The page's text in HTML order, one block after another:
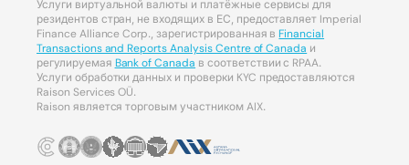
Услуги виртуальной валюты и платёжные сервисы для
резидентов стран, не входящих в ЕС, предоставляет Imperial
Finance Alliance Corp., зарегистрированная вFinancial
Transactions and Reports Analysis Centre of Canada и
регулируемая Bank of Canada в соответствии с RPAA.
Услуги обработки данных и проверки KYC предоставляются
Raison Services OÜ.
Raison является торговым участником AIX.